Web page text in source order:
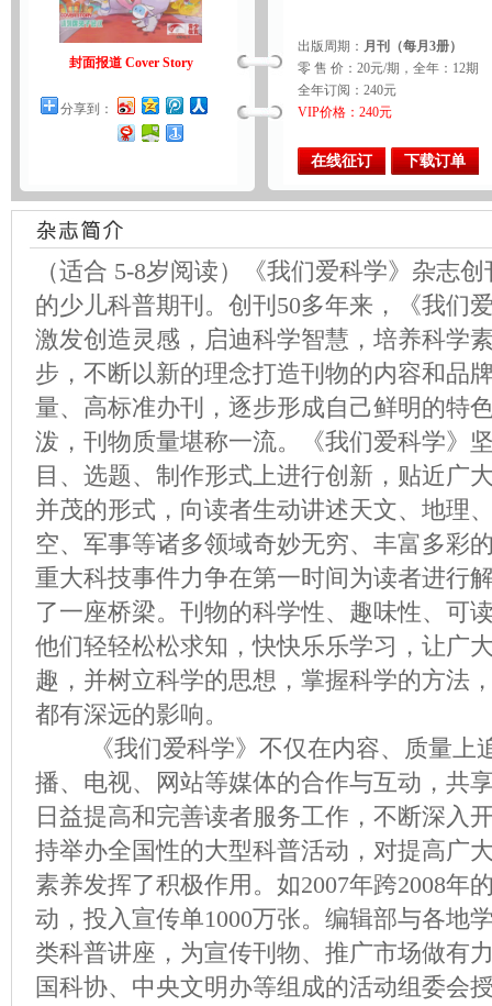
封面报道 Cover Story
分享到：
出版周期： 月刊（每月3册）
零 售 价：20元/期，全年：12期
全年订阅：240元
VIP价格：240元
在线征订 下载订单
（适合 5-8岁阅读）《我们爱科学》杂志
的少儿科普期刊。创刊50多年来，《我们
激发创造灵感，启迪科学智慧，培养科学
步，不断以新的理念打造刊物的内容和品
量、高标准办刊，逐步形成自己鲜明的特
泼，刊物质量堪称一流。《我们爱科学》
目、选题、制作形式上进行创新，贴近广
并茂的形式，向读者生动讲述天文、地理
空、军事等诸多领域奇妙无穷、丰富多彩
重大科技事件力争在第一时间为读者进行
了一座桥梁。刊物的科学性、趣味性、可
他们轻轻松松求知，快快乐乐学习，让广
趣，并树立科学的思想，掌握科学的方法
都有深远的影响。
《我们爱科学》不仅在内容、质量上
播、电视、网站等媒体的合作与互动，共
日益提高和完善读者服务工作，不断深入
持举办全国性的大型科普活动，对提高广
素养发挥了积极作用。如2007年跨2008年
动，投入宣传单1000万张。编辑部与各地
类科普讲座，为宣传刊物、推广市场做有
国科协、中央文明办等组成的活动组委会